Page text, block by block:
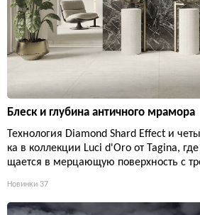
Блеск и глубина античного мрамора
Технология Diamond Shard Effect и
ка в коллекции Luci d'Oro от Tagina,
щается в мерцающую поверхность с
Новинки 37